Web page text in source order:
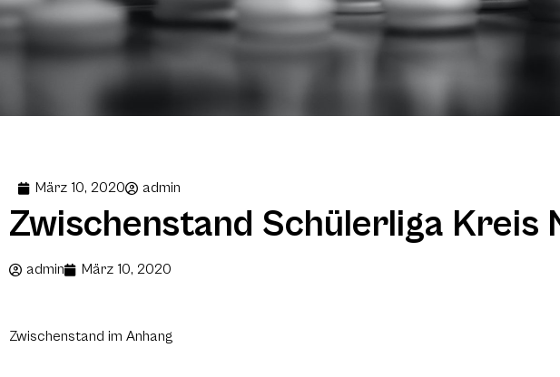
März 10, 2020 admin
Zwischenstand Schülerliga Kreis
admin März 10, 2020
Zwischenstand im Anhang